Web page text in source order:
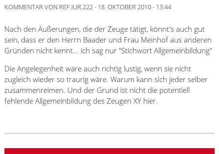
KOMMENTAR VON REF.IUR.222- 18. OKTOBER 2010 - 13:44
Nach den Äußerungen, die der Zeuge tätigt, könnt's auch gut
sein, dass er den Herrn Baader und Frau Meinhof aus anderen
Gründen nicht kennt... ich sag nur "Stichwort Allgemeinbildung"
Die Angelegenheit wäre auch richtig lustig, wenn sie nicht
zugleich wieder so traurig wäre. Warum kann sich jeder selber
zusammenreimen. Und der Grund ist nicht die potentiell
fehlende Allgemeinbildung des Zeugen XY hier.